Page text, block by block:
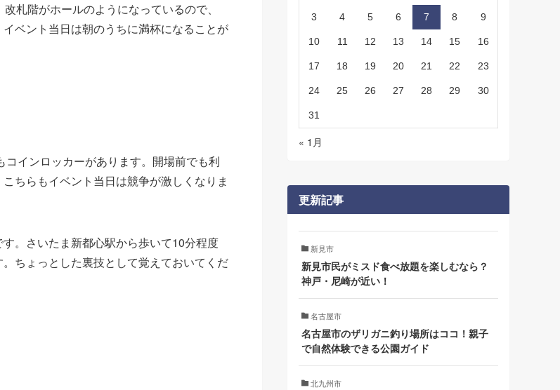
札階がホールのようになっているので、
ベント当日は朝のうちに満杯になることが
インロッカーがあります。開場前でも利
ちらもイベント当日は競争が激しくなりま
す。さいたま新都心駅から歩いて10分程度
ちょっとした裏技として覚えておいてくだ
3 4 5 6 7 8 9
10 11 12 13 14 15 16
17 18 19 20 21 22 23
24 25 26 27 28 29 30
31
« 1月
更新記事
新見市
新見市民がミスド食べ放題を楽しむなら？
神戸・尼崎が近い！
名古屋市
名古屋市のザリガニ釣り場所はココ！親子
で自然体験できる公園ガイド
北九州市